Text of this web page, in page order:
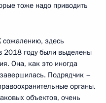
тоже надо приводить
сожалению, здесь
2018 году были выделены
Она, как это иногда
Подрядчик –
органы.
объектов, очень